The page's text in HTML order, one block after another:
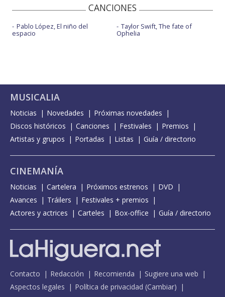
CANCIONES
Pablo López, El niño del
espacio
Taylor Swift, The fate of
Ophelia
MUSICALIA
Noticias Novedades
Próximas novedades
Discos históricos
Canciones Festivales
Premios
Artistas y grupos
Portadas Listas Guía / directorio
CINEMANÍA
Noticias Cartelera Próximos estrenos
DVD
Avances
Tráilers
Festivales + premios
Actores y actrices
Carteles Box-office Guía / directorio
Contacto Redacción Recomienda
Sugiere una web
Aspectos legales
Política de privacidad (Cambiar)